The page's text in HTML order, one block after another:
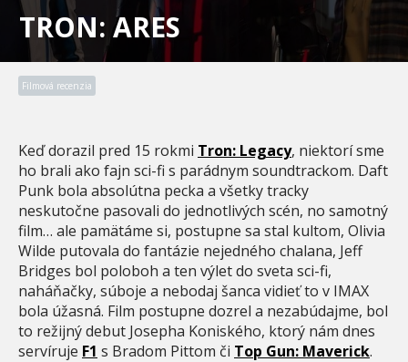
TRON: ARES
Filmová recenzia
Keď dorazil pred 15 rokmi Tron: Legacy, niektorí sme
ho brali ako fajn sci-fi s parádnym soundtrackom. Daft
Punk bola absolútna pecka a všetky tracky
neskutočne pasovali do jednotlivých scén, no samotný
film… ale pamätáme si, postupne sa stal kultom, Olivia
Wilde putovala do fantázie nejedného chalana, Jeff
Bridges bol poloboh a ten výlet do sveta sci-fi,
naháňačky, súboje a nebodaj šanca vidieť to v IMAX
bola úžasná. Film postupne dozrel a nezabúdajme, bol
to režijný debut Josepha Koniského, ktorý nám dnes
servíruje F1 s Bradom Pittom či Top Gun: Maverick.